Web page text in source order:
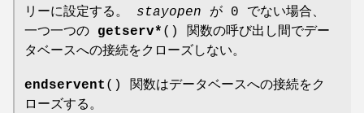
リーに設定する。 stayopen が 0 でない場合、
一つ一つの getserv* () 関数の呼び出し間でデー
タベースへの接続をクローズしない。
endservent () 関数はデータベースへの接続をク
ローズする。